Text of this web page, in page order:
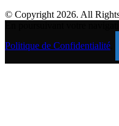
© Copyright 2026. All
Politique de Confidentialité